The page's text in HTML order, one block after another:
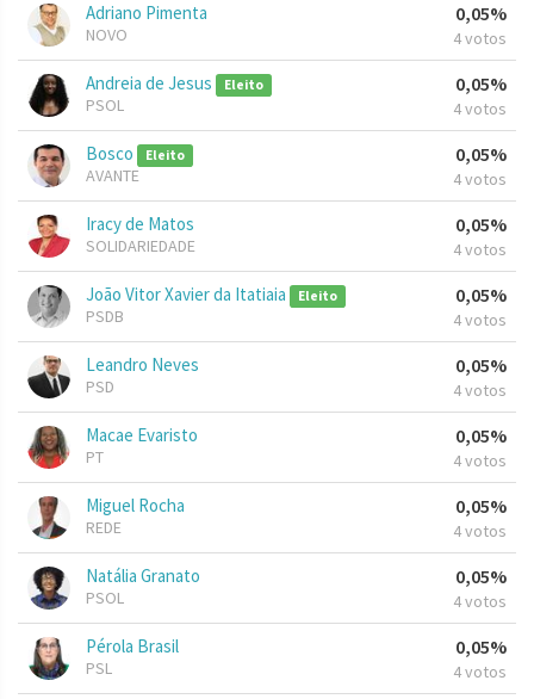
Adriano Pimenta
NOVO
0,05%
4 votos
Andreia de Jesus Eleito
PSOL
0,05%
4 votos
Bosco Eleito
AVANTE
0,05%
4 votos
Iracy de Matos
SOLIDARIEDADE
0,05%
4 votos
João Vitor Xavier da Itatiaia Eleito
PSDB
0,05%
4 votos
Leandro Neves
PSD
0,05%
4 votos
Macae Evaristo
PT
0,05%
4 votos
Miguel Rocha
REDE
0,05%
4 votos
Natália Granato
PSOL
0,05%
4 votos
Pérola Brasil
PSL
0,05%
4 votos